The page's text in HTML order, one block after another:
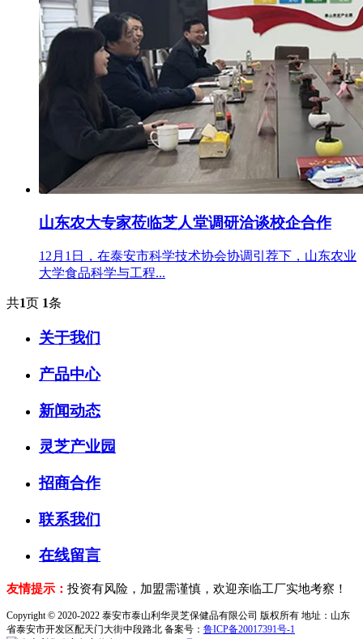
山东农大专家莅临芝人堂调研洽谈校企合作
12月1日，在泰安市科学技术协会协调引荐下，山东农业
大学食品科学与工程...
共1页 1条
关于我们
产品中心
新闻动态
灵芝产业园
招商合作
联系我们
在线留言
友情提示： 投资有风险，加盟需谨慎，欢迎亲临工厂实地考察！
Copyright © 2020-2022 泰安市泰山利华灵芝保健品有限公司 版权所有 地址：山东
省泰安市开发区配天门大街中段路北 备案号： 鲁ICP备20017391号-1